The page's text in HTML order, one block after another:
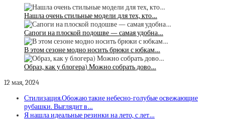
Нашла очень стильные модели для тех, кто…
Сапоги на плоской подошве — самая удобна…
В этом сезоне модно носить брюки с юбкам…
Образ, как у блогера) Можно собрать дово…
12 мая, 2024
Стилизация.Обожаю такие небесно-голубые освежающие
рубашки. Выглядит в…
Я нашла идеальные резинки на лето, с лет…